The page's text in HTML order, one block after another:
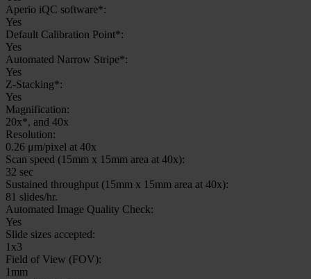
Aperio iQC software*:
Yes
Default Calibration Point*:
Yes
Automated Narrow Stripe*:
Yes
Z-Stacking*:
Yes
Magnification:
20x*, and 40x
Resolution:
0.26 μm/pixel at 40x
Scan speed (15mm x 15mm area at 40x):
32 sec
Sustained throughput (15mm x 15mm area at 40x):
81 slides/hr.
Automated Image Quality Check:
Yes
Slide sizes accepted:
1x3
Field of View (FOV):
1mm